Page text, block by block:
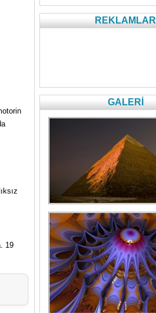
19
REKLAMLAR
GALERİ